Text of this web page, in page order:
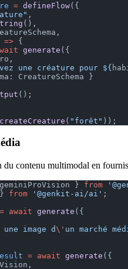
= defineFlow({
,
(),
=> {
generate ({
une créature pour ${
CreatureSchema }
();
( "forêt" ));
contenu multimodal en
} from
from '@genkit-ai/ai' ;
await generate ({
une image d\' un marché
= await generate ({